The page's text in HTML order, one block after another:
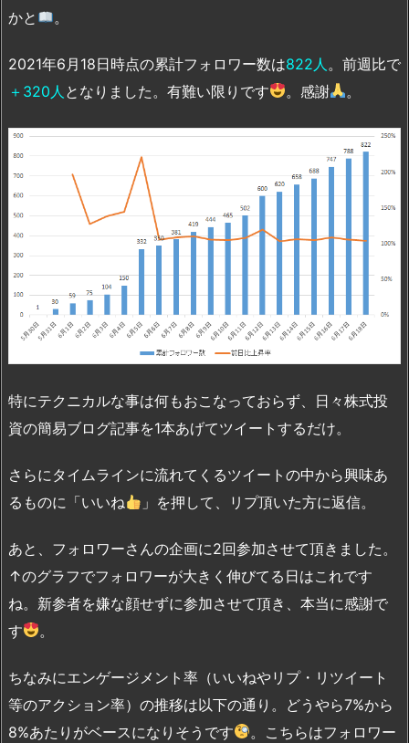
かと
。
2021年6月18日時点の累計フォロワー数は822人 。前週比で
＋320人 となりました。有難い限りです 。感謝 。
特にテクニカルな事は何もおこなっておらず、日々株式投
資の簡易ブログ記事を1本あげてツイートするだけ。
さらにタイムラインに流れてくるツイートの中から興味あ
るものに「いいね
」を押して、リプ頂いた方に返信。
あと、フォロワーさんの企画に2回参加させて頂きました。
↑のグラフでフォロワーが大きく伸びてる日はこれです
ね。新参者を嫌な顔せずに参加させて頂き、本当に感謝で
す
。
ちなみにエンゲージメント率（いいねやリプ・リツイート
等のアクション率）の推移は以下の通り。どうやら7%から
8%あたりがベースになりそうです
。こちらはフォロワー